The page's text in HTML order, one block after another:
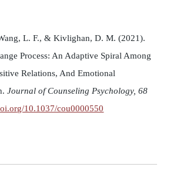
L. F., & Kivlighan, D. M. (2021).
Process: An Adaptive Spiral Among
Relations, And Emotional
Journal of Counseling Psychology, 68
10.1037/cou0000550